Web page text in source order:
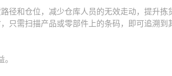
径和仓位，减少仓库人员的无效走动，提升拣
只需扫描产品或零部件上的条码，即可追溯到